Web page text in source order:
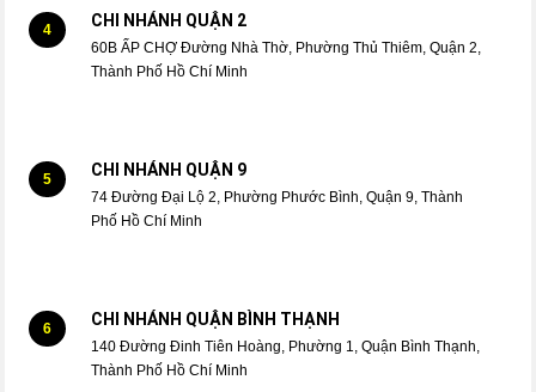
4 CHI NHÁNH QUẬN 2
60B ẤP CHỢ Đường Nhà Thờ, Phường Thủ Thiêm, Quận 2,
Thành Phố Hồ Chí Minh
5 CHI NHÁNH QUẬN 9
74 Đường Đại Lộ 2, Phường Phước Bình, Quận 9, Thành
Phố Hồ Chí Minh
6 CHI NHÁNH QUẬN BÌNH THẠNH
140 Đường Đinh Tiên Hoàng, Phường 1, Quận Bình Thạnh,
Thành Phố Hồ Chí Minh